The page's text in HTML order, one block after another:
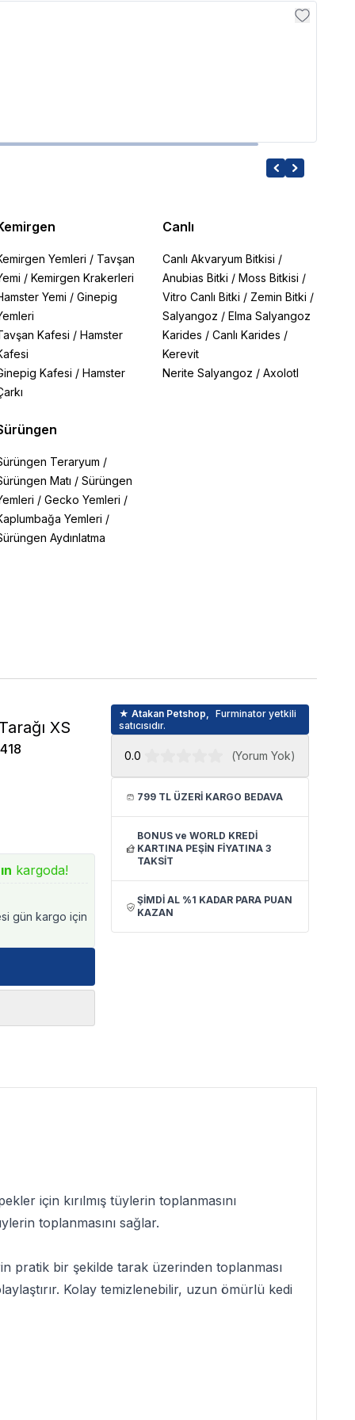
Yemleri / Tavşan
/ Kemirgen Krakerleri
Yemi / Ginepig
Kafesi / Hamster
Kafesi / Hamster
Teraryum /
Matı / Sürüngen
/ Gecko Yemleri /
Yemleri /
Aydınlatma
Canlı
Canlı Akvaryum Bitkisi /
Anubias Bitki /Moss Bitkisi /
Vitro Canlı Bitki / Zemin Bitki /
Salyangoz /Elma Salyangoz
Karides /Canlı Karides /
Kerevit
Nerite Salyangoz /Axolotl
XS
kargoda!
gün kargo için
★ Atakan Petshop,
Furminator yetkili
satıcısıdır.
0.0 (Yorum Yok)
799 TL ÜZERİ KARGO BEDAVA
BONUS ve WORLD KREDİ
KARTINA PEŞİN FİYATINA 3
TAKSİT
ŞİMDİ AL %1 KADAR PARA PUAN
KAZAN
için kırılmış tüylerin toplanmasını
toplanmasını sağlar.
pratik bir şekilde tarak üzerinden toplanması
Kolay temizlenebilir, uzun ömürlü kedi